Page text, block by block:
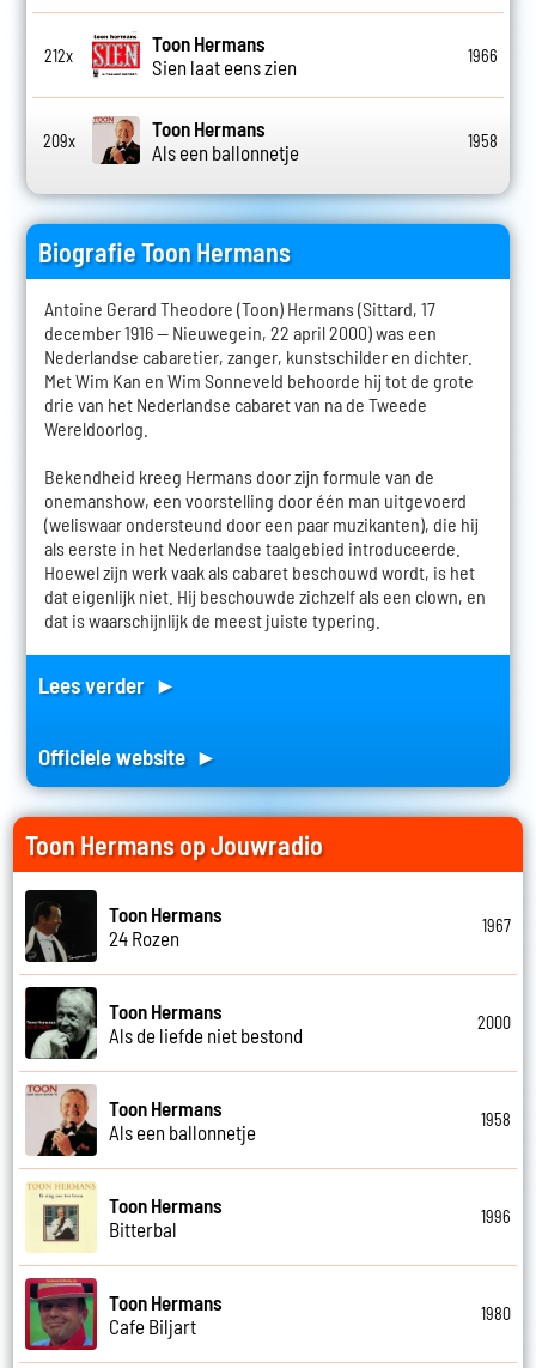
212x
Toon Hermans
Sien laat eens zien
1966
209x
Toon Hermans
Als een ballonnetje
1958
Biografie Toon Hermans
Antoine Gerard Theodore (Toon) Hermans (Sittard, 17
december 1916 — Nieuwegein, 22 april 2000) was een
Nederlandse cabaretier, zanger, kunstschilder en dichter.
Met Wim Kan en Wim Sonneveld behoorde hij tot de grote
drie van het Nederlandse cabaret van na de Tweede
Wereldoorlog.
Bekendheid kreeg Hermans door zijn formule van de
onemanshow, een voorstelling door één man uitgevoerd
(weliswaar ondersteund door een paar muzikanten), die hij
als eerste in het Nederlandse taalgebied introduceerde.
Hoewel zijn werk vaak als cabaret beschouwd wordt, is het
dat eigenlijk niet. Hij beschouwde zichzelf als een clown, en
dat is waarschijnlijk de meest juiste typering.
Lees verder ►
Officiele website ►
Toon Hermans op Jouwradio
Toon Hermans
24 Rozen
1967
Toon Hermans
Als de liefde niet bestond
2000
Toon Hermans
Als een ballonnetje
1958
Toon Hermans
Bitterbal
1996
Toon Hermans
Cafe Biljart
1980